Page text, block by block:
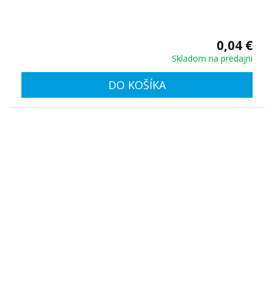
0,04 €
Skladom na predajni
DO KOŠÍKA